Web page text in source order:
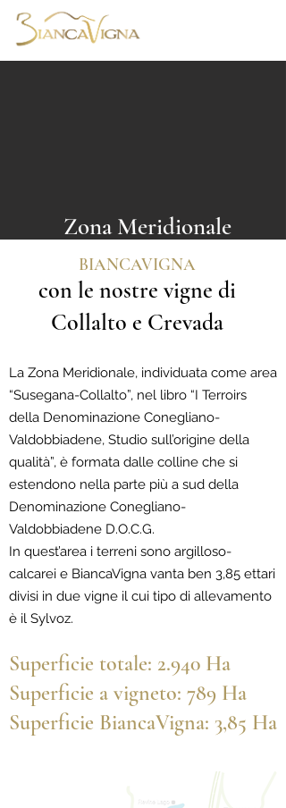
Zona Meridionale
BIANCAVIGNA
con le nostre vigne di
Collalto e Crevada
La Zona Meridionale, individuata come area
“Susegana-Collalto”, nel libro “I Terroirs
della Denominazione Conegliano-
Valdobbiadene, Studio sull’origine della
qualità”, è formata dalle colline che si
estendono nella parte più a sud della
Denominazione Conegliano-
Valdobbiadene D.O.C.G.
In quest’area i terreni sono argilloso-
calcarei e BiancaVigna vanta ben 3,85 ettari
divisi in due vigne il cui tipo di allevamento
è il Sylvoz.
Superficie totale: 2.940 Ha
Superficie a vigneto: 789 Ha
Superficie BiancaVigna: 3,85 Ha